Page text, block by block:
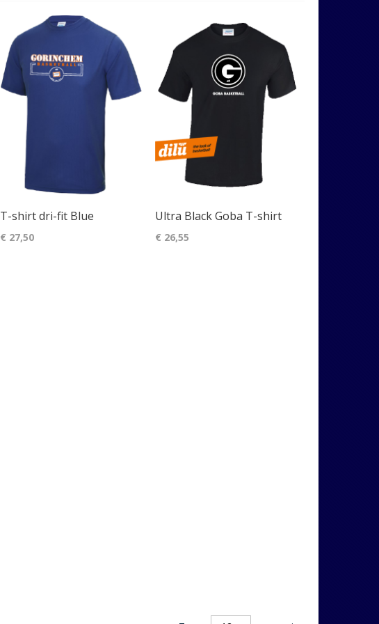
T-shirt dri-fit Blue
€ 27,50
Ultra Black Goba T-shirt
€ 26,55